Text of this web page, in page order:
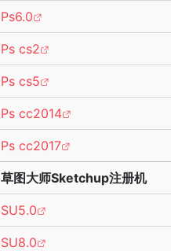
Ps6.0
Ps cs2
Ps cs5
Ps cc2014
Ps cc2017
草图大师Sketchup注册机
SU5.0
SU8.0